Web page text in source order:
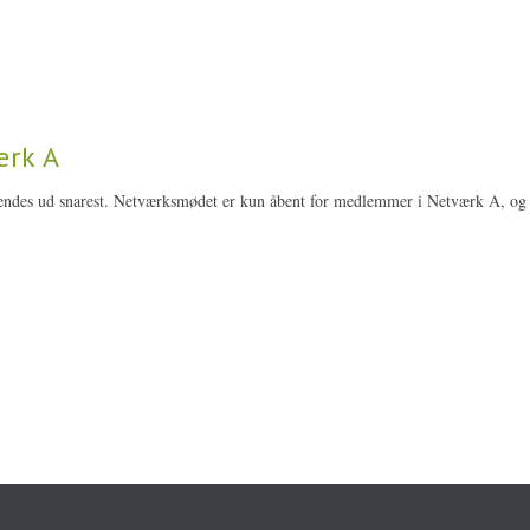
A
ud snarest. Netværksmødet er kun åbent for medlemmer i Netværk A,